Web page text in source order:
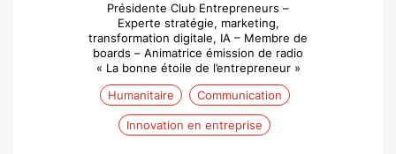
Présidente Club Entrepreneurs –
Experte stratégie, marketing,
transformation digitale, IA – Membre de
boards – Animatrice émission de radio
« La bonne étoile de l’entrepreneur »
Humanitaire
Communication
Innovation en entreprise